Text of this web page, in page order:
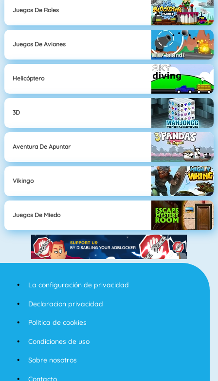
Juegos De Roles
Juegos De Aviones
Helicóptero
3D
Aventura De Apuntar
Vikingo
Juegos De Miedo
La configuración de privacidad
Declaracion privacidad
Politica de cookies
Condiciones de uso
Sobre nosotros
Contacto